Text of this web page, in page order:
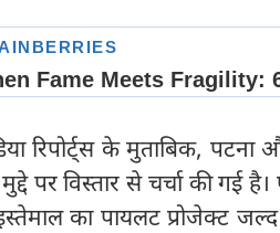
रिपोर्ट्स के मुताबिक,
पर विस्तार से चर्चा की गई
का पायलट प्रोजेक्ट